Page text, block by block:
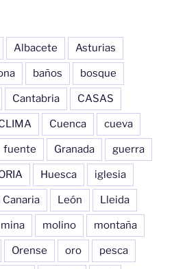
Albacete Asturias
baños bosque
Cantabria CASAS
Cuenca cueva
fuente Granada guerra
Huesca iglesia
Canaria León Lleida
mina molino montaña
Orense oro pesca